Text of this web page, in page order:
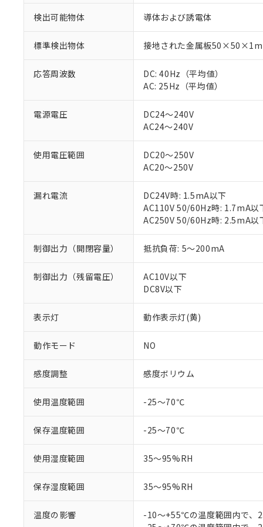
検出可能物体 導体および誘電体
標準検出物体 接地された金属板
応答周波数
DC: 40Hz（平均値）
AC: 25Hz（平均値）
電源電圧
DC24～240V
AC24～240V
使用電圧範囲
DC20～250V
AC20～250V
漏れ電流
DC24V時: 1.5mA以下
AC110V 50/60Hz時: 1.7mA以
AC250V 50/60Hz時: 2.5mA以
制御出力（開閉容量） 抵抗負荷: 5～200mA
制御出力（残留電圧）
AC10V以下
DC8V以下
表示灯 動作表示灯(黄)
動作モード NO
感度調整 感度ボリウム
使用温度範囲 -25～70℃
保存温度範囲 -25～70℃
使用湿度範囲 35～95%RH
保存湿度範囲 35～95%RH
温度の影響
-10～+55℃の温度範囲内で
以下の条件をお読
在庫状況お
い。
ている必要
が、当社の
さい。
※当社の共同
※1 対応状況
対応済み：EU
対応予定なし：
調査・確認中：
があります。
鉛(Pb) 1000ppm以下、
ル（DBP） 1000ppm
但し、RoHS指令で産業
フタル酸エステル類の
※2 対応予定月
※3 非含有証明
下記の非含有証明
「×」：最大均質
「－」：未確認で
*中国RoHS10物質の基
Cr(Ⅵ)(六価クロム) :
「ｅ」：有害物質
「10」：通常の使
「－」：未確認で
当社は貴社
当社は、貴
号
○ 一定数
△ 一定数
－
在庫な